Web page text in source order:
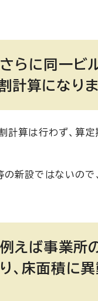
らに同一ビ
計算になりま
算は行わず、算
新設ではないので
えば事業所
、床面積に